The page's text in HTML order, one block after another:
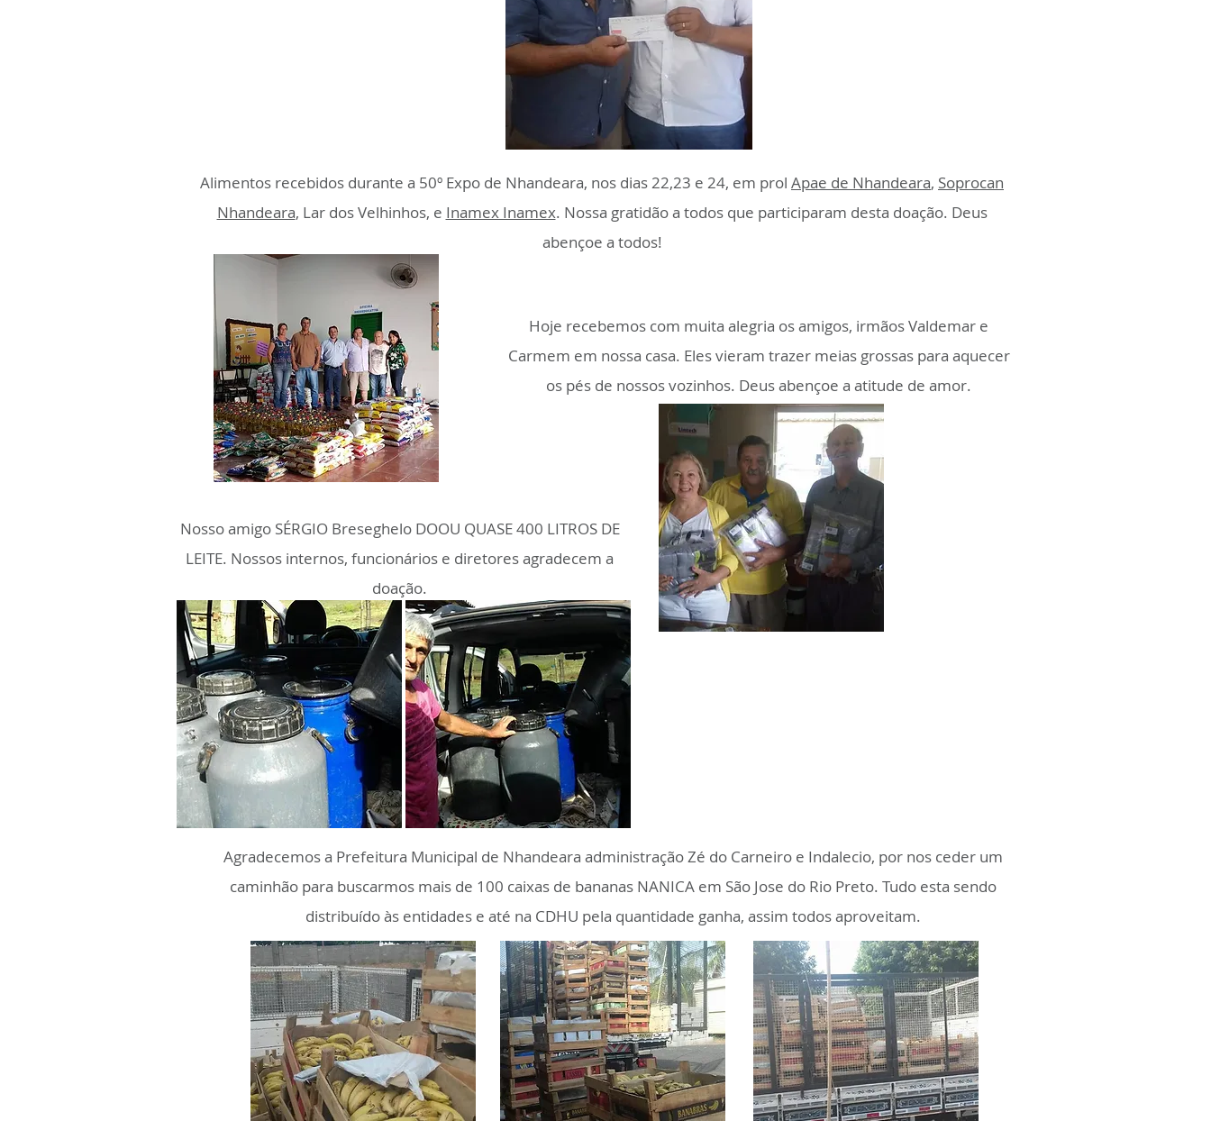
Alimentos recebidos durante a 50º Expo de Nhandeara, nos dias 22,23 e 24, em prol Apae de Nhandeara, Soprocan
Nhandeara, Lar dos Velhinhos, e Inamex Inamex. Nossa gratidão a todos que participaram desta doação. Deus
abençoe a todos!
Hoje recebemos com muita alegria os amigos, irmãos Valdemar e
Carmem em nossa casa. Eles vieram trazer meias grossas para aquecer
os pés de nossos vozinhos. Deus abençoe a atitude de amor.
Nosso amigo SÉRGIO Breseghelo DOOU QUASE 400 LITROS DE
LEITE. Nossos internos, funcionários e diretores agradecem a
doação.
Agradecemos a Prefeitura Municipal de Nhandeara administração Zé do Carneiro e Indalecio, por nos ceder um
caminhão para buscarmos mais de 100 caixas de bananas NANICA em São Jose do Rio Preto. Tudo esta sendo
distribuído às entidades e até na CDHU pela quantidade ganha, assim todos aproveitam.